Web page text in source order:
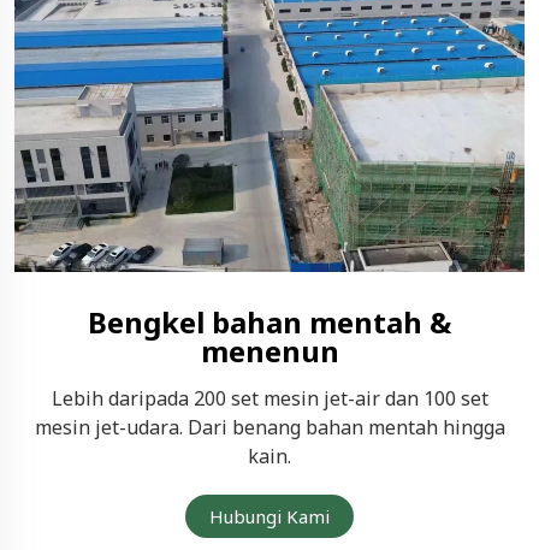
Bengkel bahan mentah &
menenun
Lebih daripada 200 set mesin jet-air dan 100 set
mesin jet-udara. Dari benang bahan mentah hingga
kain.
Hubungi Kami